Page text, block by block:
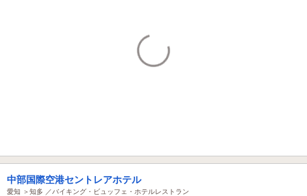
中部国際空港セントレアホテル
愛知 ＞知多 ／バイキング・ビュッフェ・ホテルレストラン